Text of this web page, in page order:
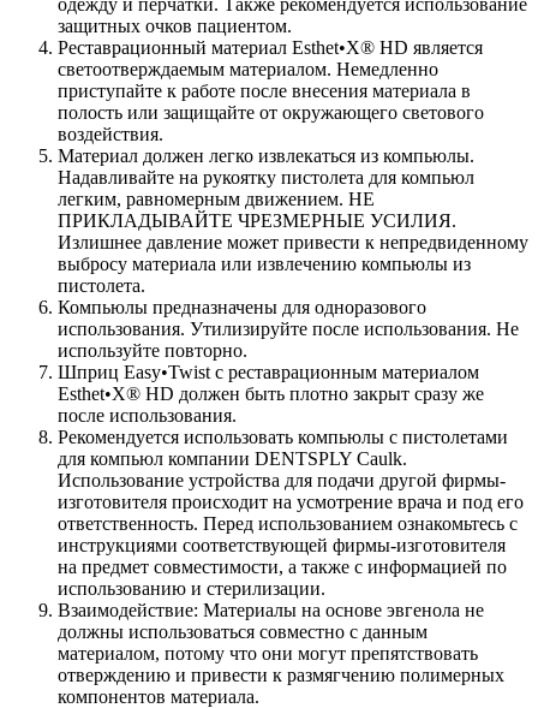
защитных очков пациентом.
Реставрационный материал Esthet•X® HD является
светоотверждаемым материалом. Немедленно
приступайте к работе после внесения материала в
полость или защищайте от окружающего светового
воздействия.
Материал должен легко извлекаться из компьюлы.
Надавливайте на рукоятку пистолета для компьюл
легким, равномерным движением. НЕ
ПРИКЛАДЫВАЙТЕ ЧРЕЗМЕРНЫЕ УСИЛИЯ.
Излишнее давление может привести к непредвиденному
выбросу материала или извлечению компьюлы из
пистолета.
Компьюлы предназначены для одноразового
использования. Утилизируйте после использования. Не
используйте повторно.
Шприц Easy•Twist с реставрационным материалом
Esthet•X® HD должен быть плотно закрыт сразу же
после использования.
Рекомендуется использовать компьюлы с пистолетами
для компьюл компании DENTSPLY Caulk.
Использование устройства для подачи другой фирмы-
изготовителя происходит на усмотрение врача и под его
ответственность. Перед использованием ознакомьтесь с
инструкциями соответствующей фирмы-изготовителя
на предмет совместимости, а также с информацией по
использованию и стерилизации.
Взаимодействие: Материалы на основе эвгенола не
должны использоваться совместно с данным
материалом, потому что они могут препятствовать
отверждению и привести к размягчению полимерных
компонентов материала.